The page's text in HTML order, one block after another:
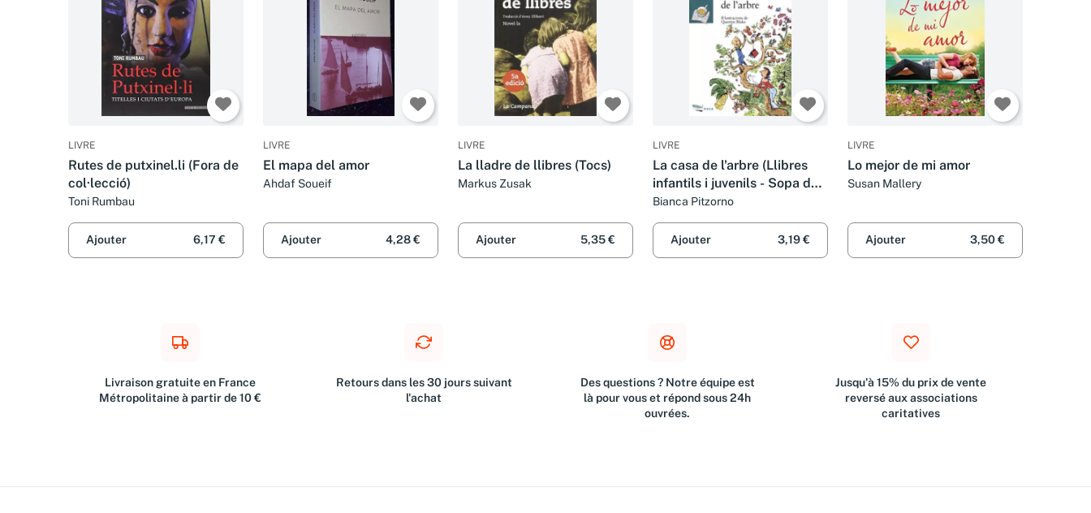
LIVRE
Rutes de putxinel.li (Fora de
col·lecció)
Toni Rumbau
Ajouter 6,17 €
LIVRE
El mapa del amor
Ahdaf Soueif
Ajouter 4,28 €
LIVRE
La lladre de llibres (Tocs)
Markus Zusak
Ajouter 5,35 €
LIVRE
La casa de l'arbre (Llibres
infantils i juvenils - Sopa de
llibres. Sèrie verda)
Bianca Pitzorno
Ajouter 3,19 €
LIVRE
Lo mejor de mi amor
Susan Mallery
Ajouter 3,50 €
Livraison gratuite en France
Métropolitaine à partir de 10 €
Retours dans les 30 jours suivant
l'achat
Des questions ? Notre équipe est
là pour vous et répond sous 24h
ouvrées.
Jusqu'à 15% du prix de vente
reversé aux associations
caritatives